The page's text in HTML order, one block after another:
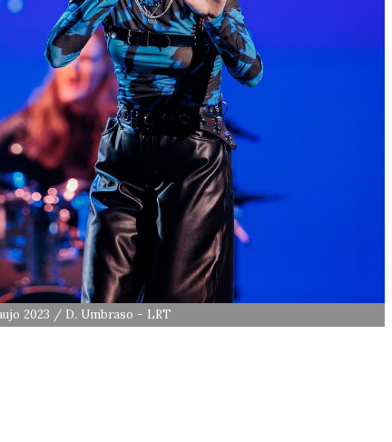
2023 / D. Umbraso - LRT